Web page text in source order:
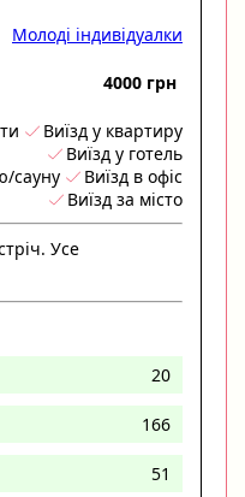
Молоді індивідуалки
4000 грн
Виїзд у квартиру
Виїзд у готель
сауну
Виїзд в офіс
Виїзд за місто
Усе
20
166
51